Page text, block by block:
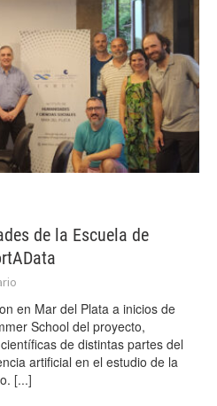
de la Escuela de
en Mar del Plata a inicios de
School del proyecto,
de distintas partes del
artificial en el estudio de la
[...]